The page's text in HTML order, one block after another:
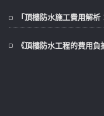
「頂樓防水施工費用解析
《頂樓防水工程的費用負